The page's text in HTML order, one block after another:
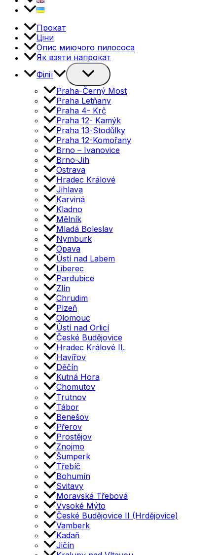
Прокат
Ціни
Опис миючого пилососа
Як взяти напрокат
Філії
Перемикач
Praha-Černý Most
Praha Letňany
Praha 4- Krč
Praha 12- Kamýk
Praha 13-Stodůlky
Praha 12-Komořany
Brno – Ivanovice
Brno-Jih
Ostrava
Hradec Králové
Jihlava
Karviná
Kladno
Mělník
Mladá Boleslav
Nymburk
Opava
Ústí nad Labem
Liberec
Pardubice
Zlín
Chrudim
Plzeň
Olomouc
Ústí nad Orlicí
České Budějovice
Hradec Králové II.
Havířov
Děčín
Kutná Hora
Chomutov
Trutnov
Tábor
Benešov
Přerov
Prostějov
Znojmo
Šumperk
Třebíč
Bohumín
Svitavy
Moravská Třebová
Vysoké Mýto
České Budějovice II (Hrdějovice)
Vamberk
Kadaň
Jičín